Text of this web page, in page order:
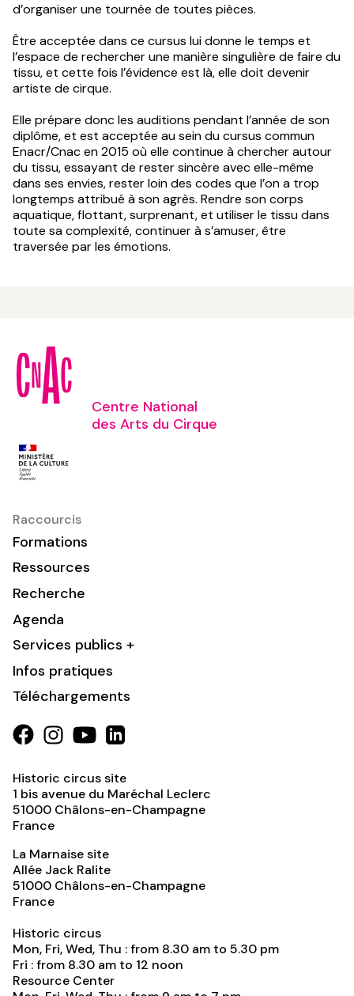
d’organiser une tournée de toutes pièces.
Être acceptée dans ce cursus lui donne le temps et
l’espace de rechercher une manière singulière de faire du
tissu, et cette fois l’évidence est là, elle doit devenir
artiste de cirque.
Elle prépare donc les auditions pendant l’année de son
diplôme, et est acceptée au sein du cursus commun
Enacr/Cnac en 2015 où elle continue à chercher autour
du tissu, essayant de rester sincère avec elle-même
dans ses envies, rester loin des codes que l’on a trop
longtemps attribué à son agrès. Rendre son corps
aquatique, flottant, surprenant, et utiliser le tissu dans
toute sa complexité, continuer à s’amuser, être
traversée par les émotions.
Centre National
des Arts du Cirque
Raccourcis
Formations
Ressources
Recherche
Agenda
Services publics +
Infos pratiques
Téléchargements
Historic circus site
1 bis avenue du Maréchal Leclerc
51000 Châlons-en-Champagne
France
La Marnaise site
Allée Jack Ralite
51000 Châlons-en-Champagne
France
Historic circus
Mon, Fri, Wed, Thu : from 8.30 am to 5.30 pm
Fri : from 8.30 am to 12 noon
Resource Center